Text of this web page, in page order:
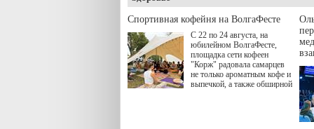
Спортивная кофейня на ВолгаФесте
С 22 по 24 августа, на
юбилейном ВолгаФесте,
площадка сети кофеен
"Корж" радовала самарцев
не только ароматным кофе и
выпечкой, а также обширной